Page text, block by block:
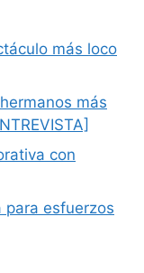
más loco
más
con
para esfuerzos